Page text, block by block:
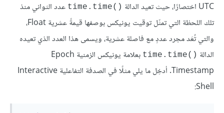
UTC اختصارًا، حيث تعيد الدالة
time.time()‎ عدد الثواني منذ
تلك اللحظة التي تمثّل توقيت يونيكس بوصفها قيمةً عشرية Float،
والتي تُعَد مجرد عددٍ مع فاصلة عشرية، ويسمى هذا العدد الذي تعيده
الدالة time.time()‎
بعلامة يونيكس الزمنية Epoch
Timestamp. أدخِل ما يلي مثلًا في الصدفة التفاعلية Interactive
Shell: